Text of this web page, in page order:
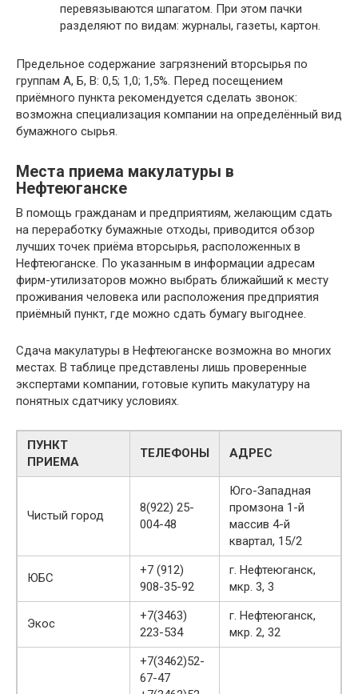
перевязываются шпагатом. При этом пачки
разделяют по видам: журналы, газеты, картон.
Предельное содержание загрязнений вторсырья по
группам А, Б, В: 0,5; 1,0; 1,5%. Перед посещением
приёмного пункта рекомендуется сделать звонок:
возможна специализация компании на определённый вид
бумажного сырья.
Места приема макулатуры в
Нефтеюганске
В помощь гражданам и предприятиям, желающим сдать
на переработку бумажные отходы, приводится обзор
лучших точек приёма вторсырья, расположенных в
Нефтеюганске. По указанным в информации адресам
фирм-утилизаторов можно выбрать ближайший к месту
проживания человека или расположения предприятия
приёмный пункт, где можно сдать бумагу выгоднее.
Сдача макулатуры в Нефтеюганске возможна во многих
местах. В таблице представлены лишь проверенные
экспертами компании, готовые купить макулатуру на
понятных сдатчику условиях.
ПУНКТ
ПРИЕМА
ТЕЛЕФОНЫ АДРЕС
Чистый город
8(922) 25-
004-48
Юго-Западная
промзона 1-й
массив 4-й
квартал, 15/2
ЮБС
+7 (912)
908-35-92
г. Нефтеюганск,
мкр. 3, 3
Экос
+7(3463)
223-534
г. Нефтеюганск,
мкр. 2, 32
+7(3462)52-
67-47